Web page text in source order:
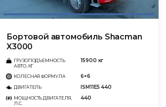
Бортовой автомобиль Shacman
X3000
ГРУЗОПОДЪЕМНОСТЬ
АВТО, КГ
15900 кг
КОЛЕСНАЯ ФОРМУЛА 6×6
ДВИГАТЕЛЬ ISM11E5 440
МОЩНОСТЬ ДВИГАТЕЛЯ,
Л.С.
440